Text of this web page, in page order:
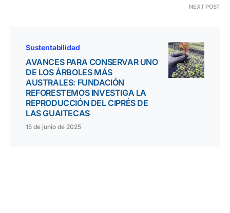
NEXT POST
Sustentabilidad
AVANCES PARA CONSERVAR UNO
DE LOS ÁRBOLES MÁS
AUSTRALES: FUNDACIÓN
REFORESTEMOS INVESTIGA LA
REPRODUCCIÓN DEL CIPRÉS DE
LAS GUAITECAS
15 de junio de 2025